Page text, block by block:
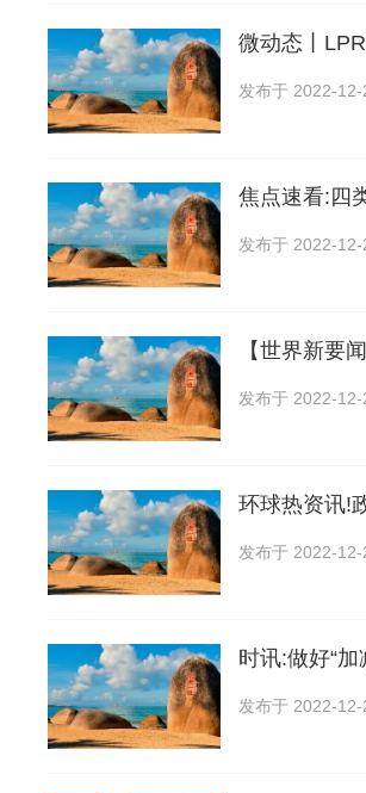
微动态丨
发布于 2022-
焦点速看:四
发布于 2022-
【世界新要
发布于 2022-
环球热资讯!
发布于 2022-
时讯:做好“
发布于 2022-